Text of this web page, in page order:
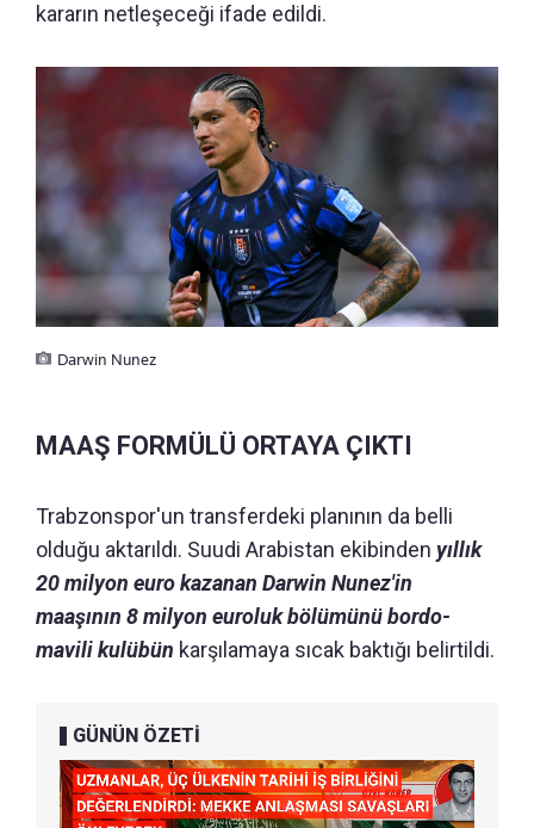
kararın netleşeceği ifade edildi.
Darwin Nunez
MAAŞ FORMÜLÜ ORTAYA ÇIKTI
Trabzonspor'un transferdeki planının da belli
olduğu aktarıldı. Suudi Arabistan ekibinden yıllık
20 milyon euro kazanan Darwin Nunez'in
maaşının 8 milyon euroluk bölümünü bordo-
mavili kulübün karşılamaya sıcak baktığı belirtildi.
GÜNÜN ÖZETİ